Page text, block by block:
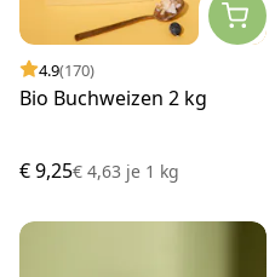
4.9(170)
Bio Buchweizen 2 kg
€ 9,25€ 4,63 je 1 kg